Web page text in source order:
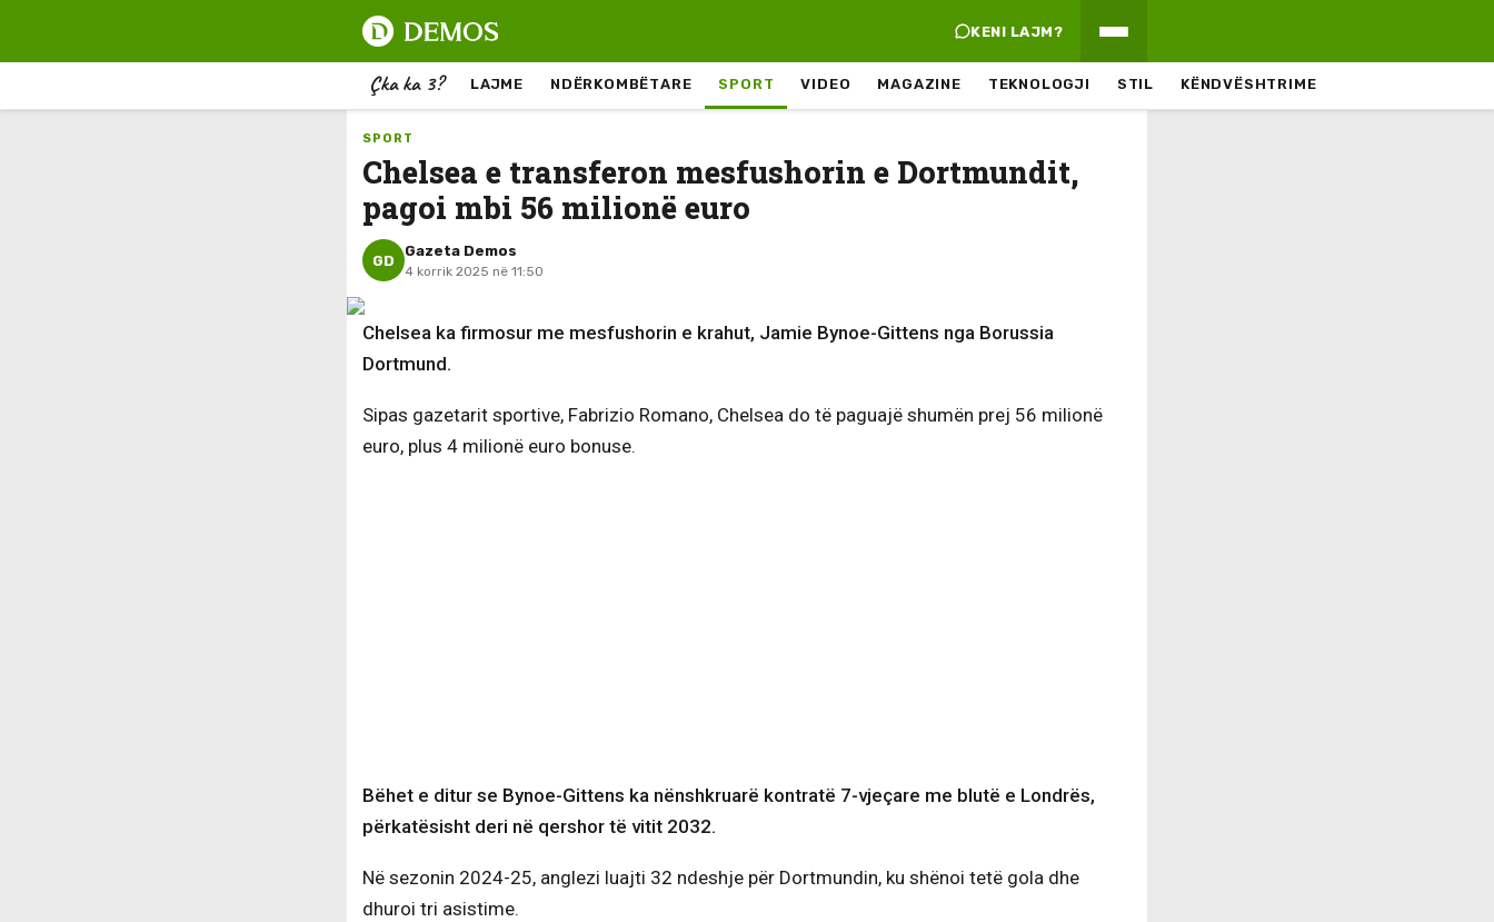
KENI LAJM?
Çka ka 3? LAJME NDËRKOMBËTARE SPORT VIDEO MAGAZINE TEKNOLOGJI STIL KËNDVËSHTRIME
SPORT
Chelsea e transferon mesfushorin e Dortmundit,
pagoi mbi 56 milionë euro
GD
Gazeta Demos
4 korrik 2025 në 11:50
Chelsea ka firmosur me mesfushorin e krahut, Jamie Bynoe-Gittens nga Borussia
Dortmund.
Sipas gazetarit sportive, Fabrizio Romano, Chelsea do të paguajë shumën prej 56 milionë
euro, plus 4 milionë euro bonuse.
Bëhet e ditur se Bynoe-Gittens ka nënshkruarë kontratë 7-vjeçare me blutë e Londrës,
përkatësisht deri në qershor të vitit 2032.
Në sezonin 2024-25, anglezi luajti 32 ndeshje për Dortmundin, ku shënoi tetë gola dhe
dhuroi tri asistime.